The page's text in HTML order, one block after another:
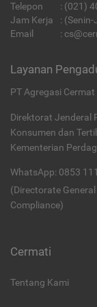
Telepon : (021)
Jam Kerja
:
Email
:
Layanan
PT Agregasi
Direktorat Jenderal
Konsumen dan
Kementerian
WhatsApp: 0853
(Directorate
Compliance)
Cermati
Tentang Kami